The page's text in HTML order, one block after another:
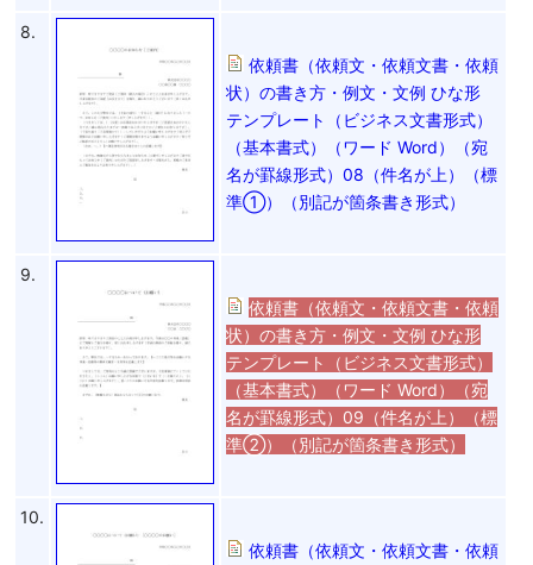
8.
依頼書（依頼文・依頼文書・依頼
状）の書き方・例文・文例 ひな形
テンプレート（ビジネス文書形式）
（基本書式）（ワード Word）（宛
名が罫線形式）08（件名が上）（標
準①）（別記が箇条書き形式）
9.
依頼書（依頼文・依頼文書・依頼
状）の書き方・例文・文例 ひな形
テンプレート（ビジネス文書形式）
（基本書式）（ワード Word）（宛
名が罫線形式）09（件名が上）（標
準②）（別記が箇条書き形式）
10.
依頼書（依頼文・依頼文書・依頼